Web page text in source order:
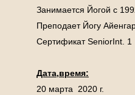
Занимается Йогой с
Преподает Йогу
Сертификат SeniorInt. 1
Дата,время:
20 марта 2020 г.